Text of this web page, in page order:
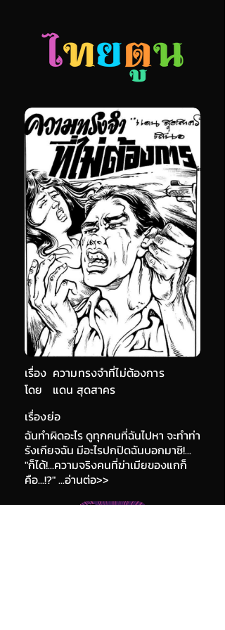
เรื่อง ความทรงจำที่ไม่ต้องการ
แดน สุดสาคร
โดย
เรื่องย่อ
ฉันทำผิดอะไร ดูทุกคนที่ฉันไปหา จะทำท่า
รังเกียจฉัน มีอะไรปกปิดฉันบอกมาซิ!...
"ก็ได้!...ความจริงคนที่ฆ่าเมียของแกก็
คือ...!?" ...อ่านต่อ>>